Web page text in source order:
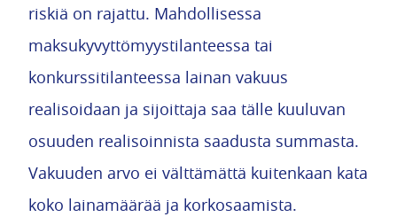
riskiä on rajattu. Mahdollisessa
maksukyvyttömyystilanteessa tai
konkurssitilanteessa lainan vakuus
realisoidaan ja sijoittaja saa tälle kuuluvan
osuuden realisoinnista saadusta summasta.
Vakuuden arvo ei välttämättä kuitenkaan kata
koko lainamäärää ja korkosaamista.